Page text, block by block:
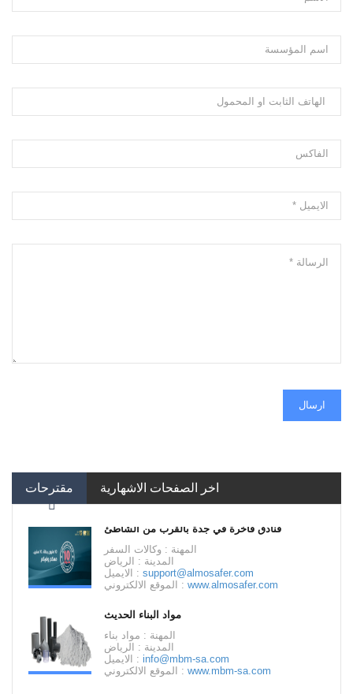
ارسال
مقترحات اخر الصفحات الاشهارية
فنادق فاخرة في جدة بالقرب من الشاطئ
المهنة : وكالات السفر
المدينة : الرياض
الايميل : support@almosafer.com
الموقع الالكتروني : www.almosafer.com
مواد البناء الحديث
المهنة : مواد بناء
المدينة : الرياض
الايميل : info@mbm-sa.com
الموقع الالكتروني : www.mbm-sa.com